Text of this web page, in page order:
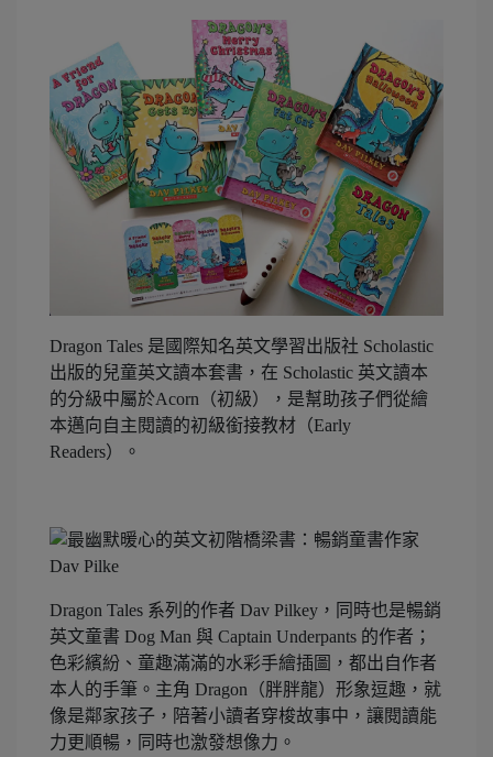
Dragon Tales 是國際知名英文學習出版社 Scholastic
出版的兒童英文讀本套書，在 Scholastic 英文讀本
的分級中屬於Acorn（初級），是幫助孩子們從繪
本邁向自主閱讀的初級銜接教材（Early
Readers）。
Dragon Tales 系列的作者 Dav Pilkey，同時也是暢銷
英文童書 Dog Man 與 Captain Underpants 的作者；
色彩繽紛、童趣滿滿的水彩手繪插圖，都出自作者
本人的手筆。主角 Dragon（胖胖龍）形象逗趣，就
像是鄰家孩子，陪著小讀者穿梭故事中，讓閱讀能
力更順暢，同時也激發想像力。